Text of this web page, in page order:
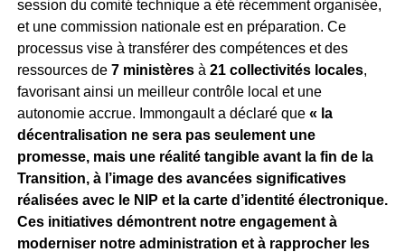
session du comité technique a été récemment organisée,
et une commission nationale est en préparation. Ce
processus vise à transférer des compétences et des
ressources de 7 ministèresà 21 collectivités locales,
favorisant ainsi un meilleur contrôle local et une
autonomie accrue. Immongault a déclaré que « la
décentralisation ne sera pas seulement une
promesse, mais une réalité tangible avant la fin de la
Transition, à l’image des avancées significatives
réalisées avec le NIP et la carte d’identité électronique.
Ces initiatives démontrent notre engagement à
moderniser notre administration et à rapprocher les